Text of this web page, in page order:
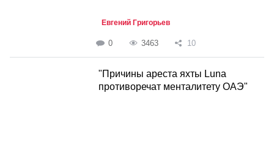
Евгений Григорьев
0 3463 10
"Причины ареста яхты Luna
противоречат менталитету ОАЭ"